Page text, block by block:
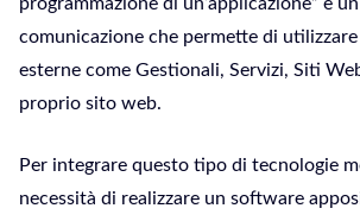
comunicazione che permette di
esterne come Gestionali, Servizi, Siti
proprio sito web.
Per integrare questo tipo di tecnologie
necessità di realizzare un software